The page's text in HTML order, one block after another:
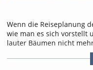
Wenn die Reiseplanung
wie man es sich vorstellt
lauter Bäumen nicht
Dr. Susan Holtfreter
zwei Möglichkeiten vor,